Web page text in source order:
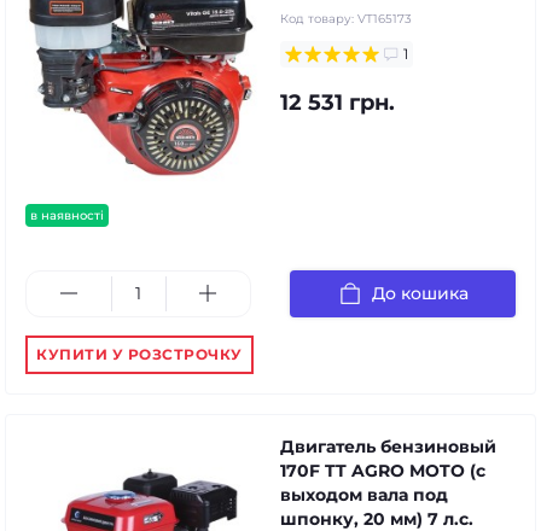
в наявності
Код товару: VT165173
1
12 531 грн.
До кошика
КУПИТИ У РОЗСТРОЧКУ
Двигатель бензиновый
170F TT AGRO MOTO (с
выходом вала под
шпонку, 20 мм) 7 л.с.